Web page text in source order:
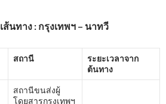
เส้นทาง : กรุงเทพฯ – นาทวี
สถานี
ระยะเวลาจาก
ต้นทาง
สถานีขนส่งผู้
โดยสารกรุงเทพฯ